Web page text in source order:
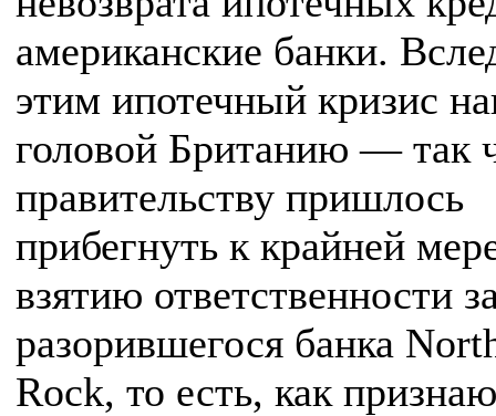
американские банки.
этим ипотечный кризис
головой Британию — так
правительству пришлось
прибегнуть к крайней
взятию ответственности
разорившегося банка
Rock, то есть, как